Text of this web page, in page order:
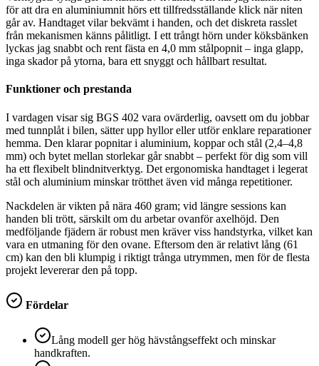
för att dra en aluminiumnit hörs ett tillfredsställande klick när niten
går av. Handtaget vilar bekvämt i handen, och det diskreta rasslet
från mekanismen känns pålitligt. I ett trångt hörn under köksbänken
lyckas jag snabbt och rent fästa en 4,0 mm stålpopnit – inga glapp,
inga skador på ytorna, bara ett snyggt och hållbart resultat.
Funktioner och prestanda
I vardagen visar sig BGS 402 vara ovärderlig, oavsett om du jobbar
med tunnplåt i bilen, sätter upp hyllor eller utför enklare reparationer
hemma. Den klarar popnitar i aluminium, koppar och stål (2,4–4,8
mm) och bytet mellan storlekar går snabbt – perfekt för dig som vill
ha ett flexibelt blindnitverktyg. Det ergonomiska handtaget i legerat
stål och aluminium minskar trötthet även vid många repetitioner.
Nackdelen är vikten på nära 460 gram; vid längre sessions kan
handen bli trött, särskilt om du arbetar ovanför axelhöjd. Den
medföljande fjädern är robust men kräver viss handstyrka, vilket kan
vara en utmaning för den ovane. Eftersom den är relativt lång (61
cm) kan den bli klumpig i riktigt trånga utrymmen, men för de flesta
projekt levererar den på topp.
Fördelar
Lång modell ger hög hävstångseffekt och minskar
handkraften.